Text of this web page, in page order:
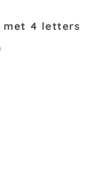
met 4 letters